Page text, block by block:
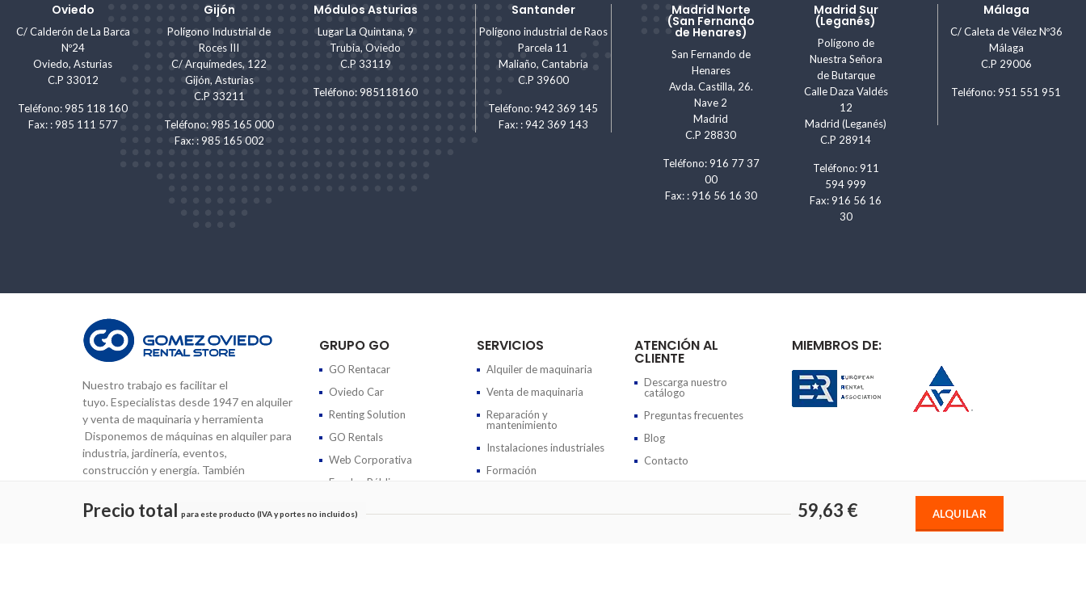
Precio total para este producto (IVA y portes no incluidos) 59,63 € ALQUILAR
Oviedo
C/ Calderón de La Barca
Nº24
Oviedo, Asturias
C.P 33012
Teléfono: 985 118 160
Fax: : 985 111 577
Gijón
Polígono Industrial de
Roces III
C/ Arquímedes, 122
Gijón, Asturias
C.P 33211
Teléfono: 985 165 000
Fax: : 985 165 002
Módulos Asturias
Lugar La Quintana, 9
Trubia, Oviedo
C.P 33119
Teléfono: 985118160
Santander
Polígono industrial de Raos
Parcela 11
Maliaño, Cantabria
C.P 39600
Teléfono: 942 369 145
Fax: : 942 369 143
Madrid Norte
(San Fernando
de Henares)
San Fernando de
Henares
Avda. Castilla, 26.
Nave 2
Madrid
C.P 28830
Teléfono: 916 77 37
00
Fax: : 916 56 16 30
Madrid Sur
(Leganés)
Polígono de
Nuestra Señora
de Butarque
Calle Daza Valdés
12
Madrid (Leganés)
C.P 28914
Teléfono: 911
594 999
Fax: 916 56 16
30
Málaga
C/ Caleta de Vélez Nº36
Málaga
C.P 29006
Teléfono: 951 551 951
Nuestro trabajo es facilitar el
tuyo. Especialistas desde 1947 en alquiler
y venta de maquinaria y herramienta
Disponemos de máquinas en alquiler para
industria, jardinería, eventos,
construcción y energía. También
maquinaria y cursos de formación.
GRUPO GO
GO Rentacar
Oviedo Car
Renting Solution
GO Rentals
Web Corporativa
Fondos Públicos
SERVICIOS
Alquiler de maquinaria
Venta de maquinaria
Reparación y
mantenimiento
Instalaciones industriales
Formación
ATENCIÓN AL
CLIENTE
Descarga nuestro
catálogo
Preguntas frecuentes
Blog
Contacto
MIEMBROS DE: